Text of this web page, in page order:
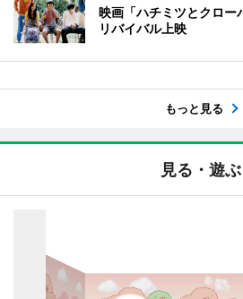
映画「ハチミツとクロー
リバイバル上映
もっと見る
見る・遊ぶ